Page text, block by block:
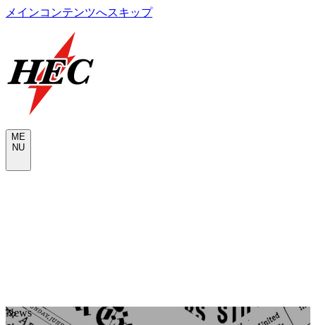
メインコンテンツへスキップ
M E
NU
News